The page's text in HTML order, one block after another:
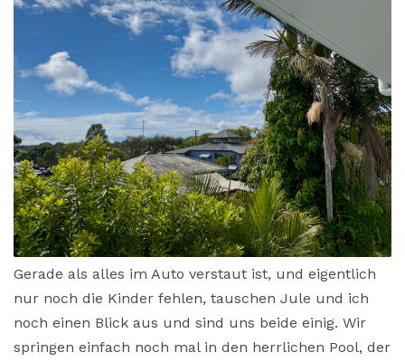
Gerade als alles im Auto verstaut ist, und eigentlich
nur noch die Kinder fehlen, tauschen Jule und ich
noch einen Blick aus und sind uns beide einig. Wir
springen einfach noch mal in den herrlichen Pool, der